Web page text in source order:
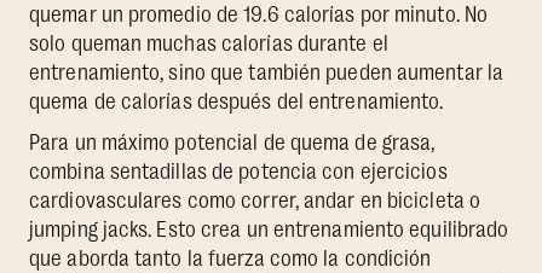
quemar un promedio de 19.6 calorías por minuto. No
solo queman muchas calorías durante el
entrenamiento, sino que también pueden aumentar la
quema de calorías después del entrenamiento.
Para un máximo potencial de quema de grasa,
combina sentadillas de potencia con ejercicios
cardiovasculares como correr, andar en bicicleta o
jumping jacks. Esto crea un entrenamiento equilibrado
que aborda tanto la fuerza como la condición